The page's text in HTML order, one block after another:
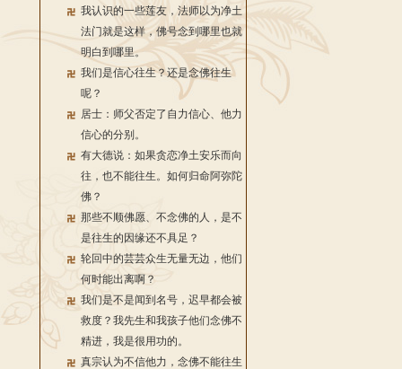
我认识的一些莲友，法师以为净土
法门就是这样，佛号念到哪里也就
明白到哪里。
我们是信心往生？还是念佛往生
呢？
居士：师父否定了自力信心、他力
信心的分别。
有大德说：如果贪恋净土安乐而向
往，也不能往生。如何归命阿弥陀
佛？
那些不顺佛愿、不念佛的人，是不
是往生的因缘还不具足？
轮回中的芸芸众生无量无边，他们
何时能出离啊？
我们是不是闻到名号，迟早都会被
救度？我先生和我孩子他们念佛不
精进，我是很用功的。
真宗认为不信他力，念佛不能往生